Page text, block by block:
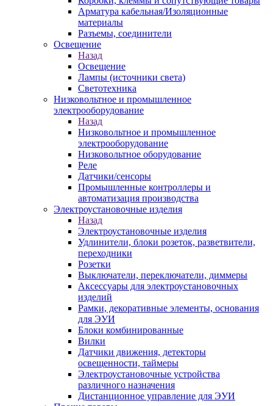
Арматура кабельная/Изоляционные
материалы
Разъемы, соединители
Освещение
Назад
Освещение
Лампы (источники света)
Светотехника
Низковольтное и промышленное
электрооборудование
Назад
Низковольтное и промышленное
электрооборудование
Низковольтное оборудование
Реле
Датчики/сенсоры
Промышленные контроллеры и
автоматизация производства
Электроустановочные изделия
Назад
Электроустановочные изделия
Удлинители, блоки розеток, разветвители,
переходники
Розетки
Выключатели, переключатели, диммеры
Аксессуары для электроустановочных
изделий
Рамки, декоративные элементы, основания
для ЭУИ
Блоки комбинированные
Вилки
Датчики движения, детекторы
освещенности, таймеры
Электроустановочные устройства
различного назначения
Дистанционное управление для ЭУИ